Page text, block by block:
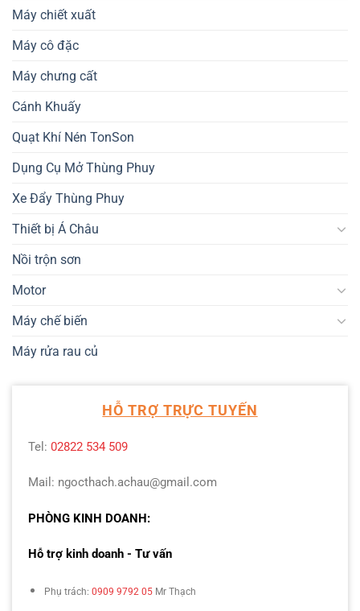
Máy chiết xuất
Máy cô đặc
Máy chưng cất
Cánh Khuấy
Quạt Khí Nén TonSon
Dụng Cụ Mở Thùng Phuy
Xe Đẩy Thùng Phuy
Thiết bị Á Châu
Nồi trộn sơn
Motor
Máy chế biến
Máy rửa rau củ
HỖ TRỢ TRỰC TUYẾN
Tel: 02822 534 509
Mail: ngocthach.achau@gmail.com
PHÒNG KINH DOANH:
Hỗ trợ kinh doanh - Tư vấn
Phụ trách: 0909 9792 05 Mr Thạch